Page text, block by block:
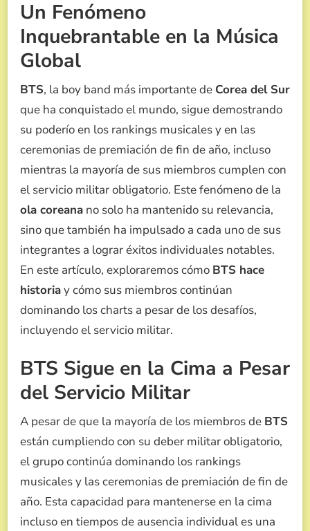
SERVICIO
Un Fenómeno
Inquebrantable en la Música
Global
BTS, la boy band más importante de Corea del Sur
que ha conquistado el mundo, sigue demostrando
su poderío en los rankings musicales y en las
ceremonias de premiación de fin de año, incluso
mientras la mayoría de sus miembros cumplen con
el servicio militar obligatorio. Este fenómeno de la
ola coreana no solo ha mantenido su relevancia,
sino que también ha impulsado a cada uno de sus
integrantes a lograr éxitos individuales notables.
En este artículo, exploraremos cómo BTS hace
historiay cómo sus miembros continúan
dominando los charts a pesar de los desafíos,
incluyendo el servicio militar.
BTS Sigue en la Cima a Pesar
del Servicio Militar
A pesar de que la mayoría de los miembros de BTS
están cumpliendo con su deber militar obligatorio,
el grupo continúa dominando los rankings
musicales y las ceremonias de premiación de fin de
año. Esta capacidad para mantenerse en la cima
incluso en tiempos de ausencia individual es una